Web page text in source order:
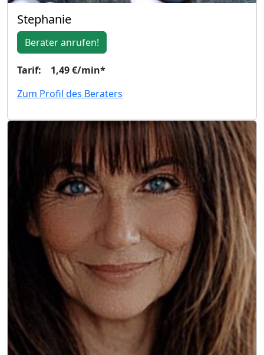
Stephanie
Berater anrufen!
Tarif: 1,49 €/min*
Zum Profil des Beraters